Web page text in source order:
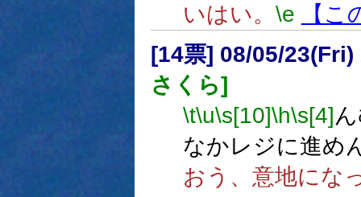
いはい。 \e
【
[14票] 08/05/
さくら]
\t\u\s[10]\h\s[4]
なかレジに進め
おう、意地にな